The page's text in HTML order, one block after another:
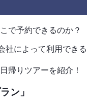
で予約できるのか？
社によって利用できる
帰りツアーを紹介！
ン」